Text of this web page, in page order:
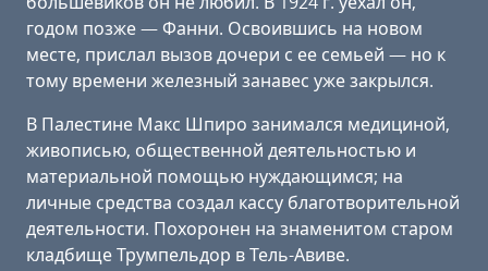
годом позже — Фанни. Освоившись на новом
месте, прислал вызов дочери с ее семьей — но к
тому времени железный занавес уже закрылся.
В Палестине Макс Шпиро занимался медициной,
живописью, общественной деятельностью и
материальной помощью нуждающимся; на
личные средства создал кассу благотворительной
деятельности. Похоронен на знаменитом старом
кладбище Трумпельдор в Тель-Авиве.